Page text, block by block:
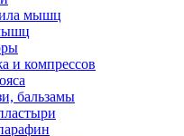
мышц
и компрессов
бальзамы